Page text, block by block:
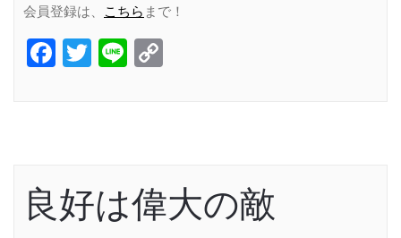
会員登録は、
こちら まで！
Facebook
Twitter
Line
良好は偉大の敵